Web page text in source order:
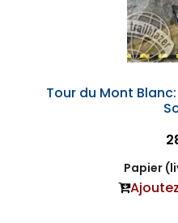
Tour du Mont
Papier